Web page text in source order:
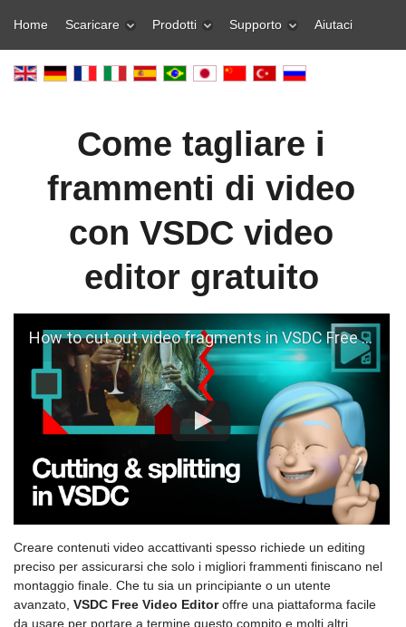
Home Scaricare Prodotti Supporto Aiutaci
Come tagliare i
frammenti di video
con VSDC video
editor gratuito
How to сut out video fragments in VSDC Free Video Editor
Creare contenuti video accattivanti spesso richiede un editing
preciso per assicurarsi che solo i migliori frammenti finiscano nel
montaggio finale. Che tu sia un principiante o un utente
avanzato, VSDC Free Video Editoroffre una piattaforma facile
da usare per portare a termine questo compito e molti altri,